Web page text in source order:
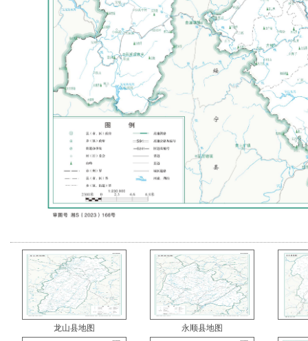
龙山县地图 永顺县地图